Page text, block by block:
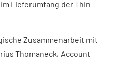
im Lieferumfang der Thin-
Zusammenarbeit mit
Thomaneck, Account